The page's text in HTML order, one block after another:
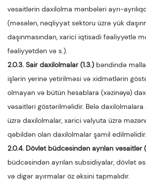
vəsaitlərin daxilolma mənbələri ayrı-
(məsələn, nəqliyyat sektoru üzrə yük
daşınmasından, xarici iqtisadi fəaliyyətlə
fəaliyyətdən və s.).
2.0.3. Sair daxilolmalar (1.3.) bəndində
işlərin yerinə yetirilməsi və xidmətlərin
olmayan və bütün hesablara (xəzinəyə)
vəsaitləri göstərilməlidir. Belə
üzrə daxilolmalar, xarici valyuta üzrə
qəbildən olan daxilolmalar şamil edilməlidir.
2.0.4. Dövlət büdcəsindən ayrılan vəsaitlər
büdcəsindən ayrılan subsidiyalar, dövlət
və digər ayırmalar öz əksini tapmalıdır.